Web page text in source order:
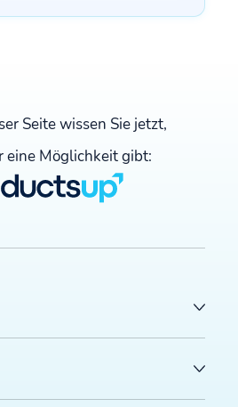
Seite wissen Sie jetzt,
eine Möglichkeit gibt: